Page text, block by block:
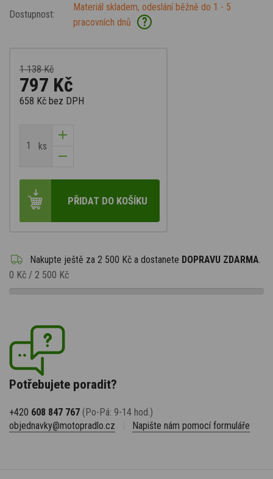
Dostupnost:
Materiál skladem, odeslání běžně do 1 - 5
pracovních dnů
?
1 138 Kč
797 Kč
658 Kč bez DPH
ks
PŘIDAT DO KOŠÍKU
Nakupte ještě za 2 500 Kč a dostanete DOPRAVU ZDARMA
0 Kč / 2 500 Kč
Potřebujete poradit?
+420 608 847 767 (Po-Pá: 9-14 hod.)
objednavky@motopradlo.cz
Napište nám pomocí formuláře